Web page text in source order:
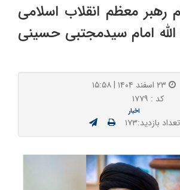
رهبر معظم انقلاب اسلامی
امام سیدمجتبی حسینی
کد : ۱۷۷۹
اخبار
تعداد بازدید:۱۷۳